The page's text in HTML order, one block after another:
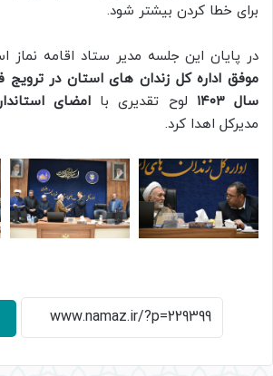
برای خطا کردن بیشتر شود.
در پایان این جلسه مدیر ستاد اقامه نماز
موفق اداره کل زندان های استان در ترویج
سال ۱۴۰۳
لوح تقدیری باامضای
مدیرکل اهدا کرد.